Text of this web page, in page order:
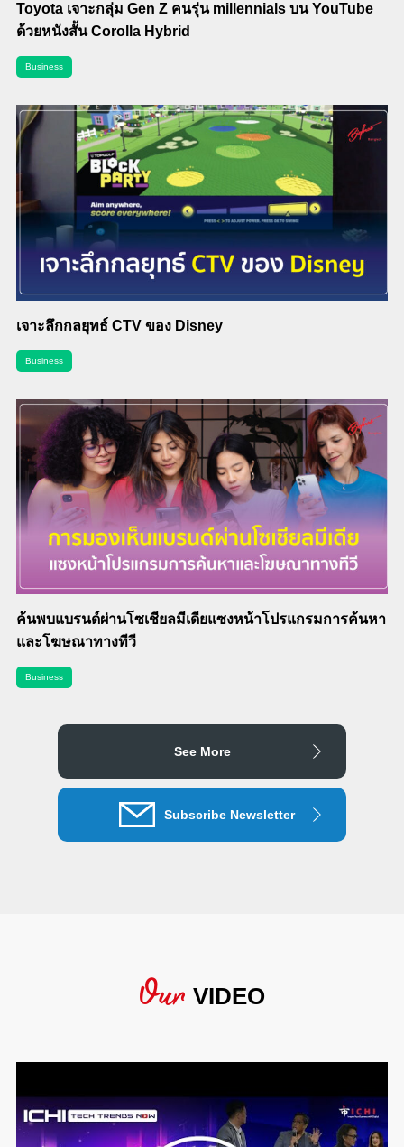
Toyota เจาะกลุ่ม Gen Z คนรุ่น millennials บน YouTube
ด้วยหนังสั้น Corolla Hybrid
Business
เจาะลึกกลยุทธ์ CTV ของ Disney
Business
ค้นพบแบรนด์ผ่านโซเชียลมีเดียแซงหน้าโปรแกรมการค้นหา
และโฆษณาทางทีวี
Business
See More
Subscribe Newsletter
Our VIDEO